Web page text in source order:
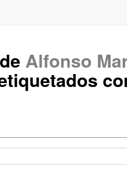
Alfonso